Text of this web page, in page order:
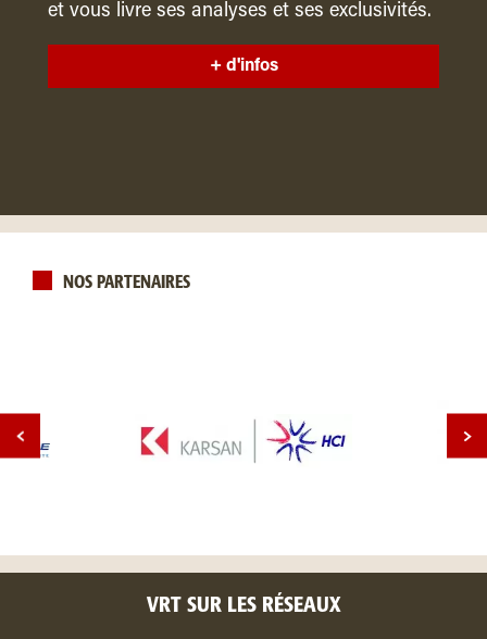
et vous livre ses analyses et ses exclusivités.
+ d'infos
NOS PARTENAIRES
VRT SUR LES RÉSEAUX